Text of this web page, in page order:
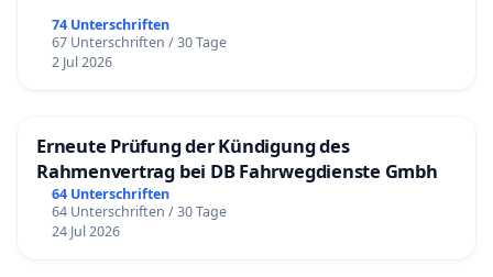
74 Unterschriften
67 Unterschriften / 30 Tage
2 Jul 2026
Erneute Prüfung der Kündigung des
Rahmenvertrag bei DB Fahrwegdienste Gmbh
64 Unterschriften
64 Unterschriften / 30 Tage
24 Jul 2026